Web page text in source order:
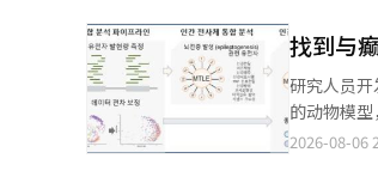
将上诉。
续采取法律行动。” 目前，Meta在美国面临数千起关于儿童
始由30多
普及。 环保活动也扩展到了病房和手术室等医疗核心领域。医院通过减少医疗废物的产生，并引入根据血流速度调节
透析液使用量的环保血
用量。通
生。 三星首尔医院在可持续经营领域多次获得认可。2023年，医院首次在综合医院中同时获得“韩国可持续性指数
（KSI）”和“可持续性报
闭，并不意
多仍可使用。
证券市场
8月15日光复节和8月17日替代假
结算在假日
找到与
研究人员
的动物模
学医学院
2026-08-06